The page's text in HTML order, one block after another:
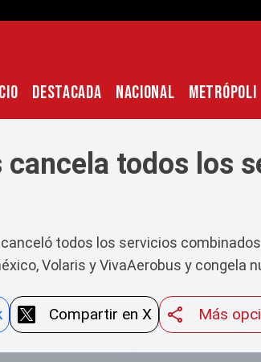
DESTACADA NACIONAL METRÓPOLI
cancela todos los
todos los servicios
Volaris y VivaAerobus y congela
Compartir en X Más